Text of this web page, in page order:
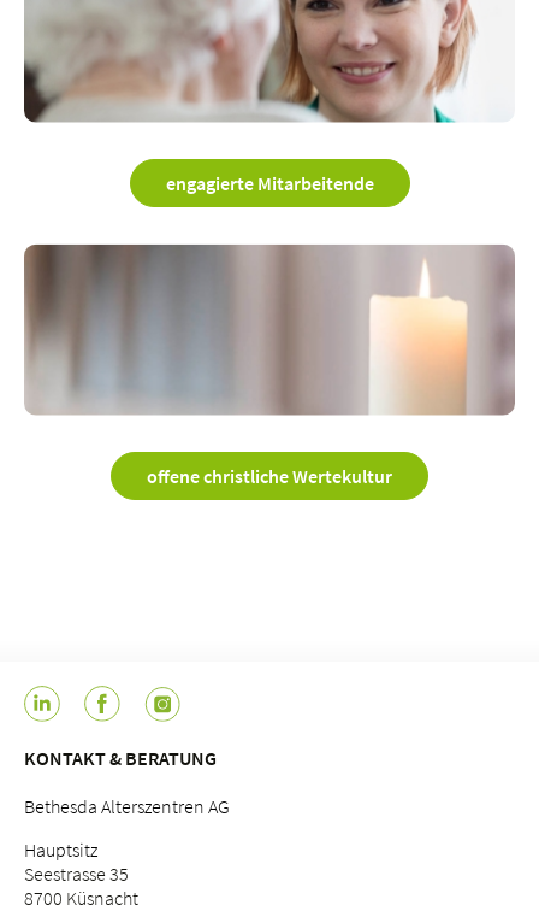
engagierte Mitarbeitende
offene christliche Wertekultur
KONTAKT & BERATUNG
Bethesda Alterszentren AG
Hauptsitz
Seestrasse 35
8700 Küsnacht